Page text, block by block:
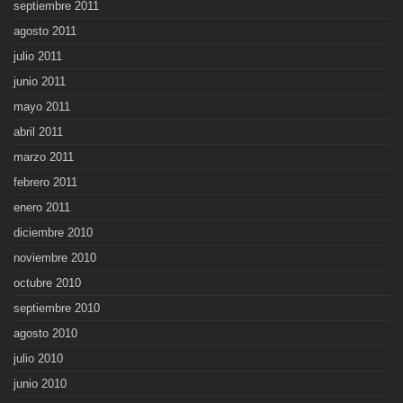
septiembre 2011
agosto 2011
julio 2011
junio 2011
mayo 2011
abril 2011
marzo 2011
febrero 2011
enero 2011
diciembre 2010
noviembre 2010
octubre 2010
septiembre 2010
agosto 2010
julio 2010
junio 2010